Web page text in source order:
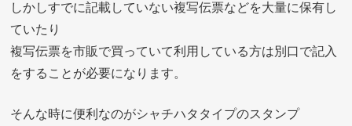
しかしすでに記載していない複写伝票などを大量に保有し
ていたり
複写伝票を市販で買っていて利用している方は別口で記入
をすることが必要になります。
そんな時に便利なのがシャチハタタイプのスタンプ